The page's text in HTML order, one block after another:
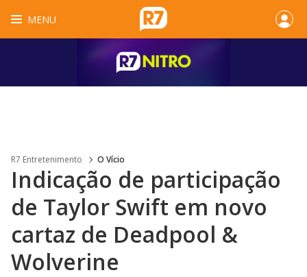
MENU
R7 Entretenimento O Vício
Indicação de participação
de Taylor Swift em novo
cartaz de Deadpool &
Wolverine